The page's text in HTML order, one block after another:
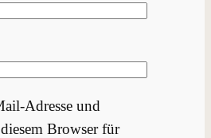
Adresse und
Browser für